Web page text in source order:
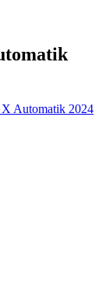
Automatik 2024